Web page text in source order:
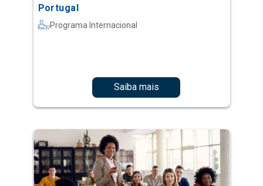
Portugal
Programa Internacional
Saiba mais